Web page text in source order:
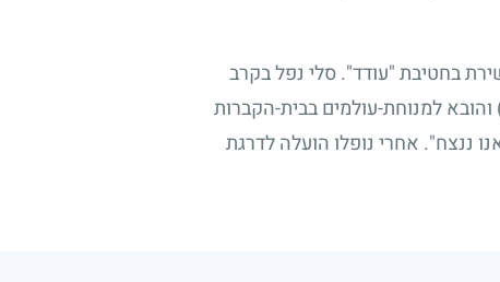
בחטיבת "עודד". סלי נפל בקרב
והובא למנוחת-עולמים בבית-הקברות
ננצח". אחרי נופלו הועלה לדרגת